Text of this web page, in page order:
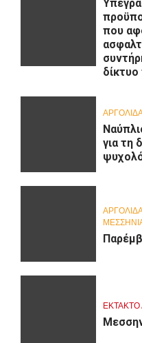
που
για τη
ΕΚΤΑΚΤΟ